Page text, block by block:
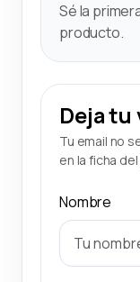
Sé la
producto.
Deja tu
Tu email no
en la ficha
Nombre